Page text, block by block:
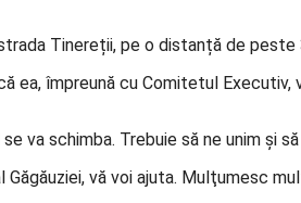
Tinereții, pe o distanță de
ea, împreună cu Comitetul
va schimba. Trebuie să ne unim și
Găgăuziei, vă voi ajuta. Mulţumesc